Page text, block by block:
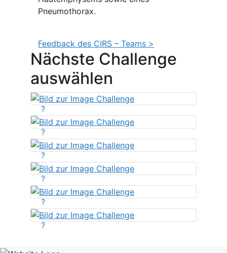
Pneumothorax.
Feedback des CIRS – Teams >
Nächste Challenge
auswählen
?
?
?
?
?
?